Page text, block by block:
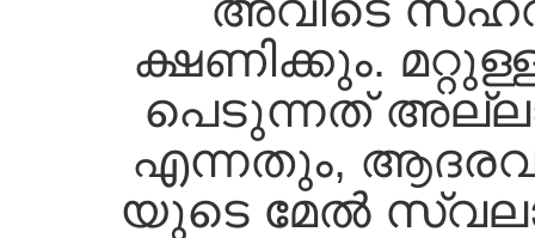
ക്ഷണിക്കും.
പെടുന്നത്‌
എന്നതും,
യുടെ മേല്‍